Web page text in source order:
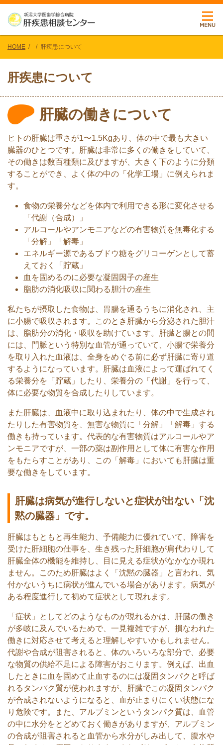
HOME 肝疾患について
肝疾患について
肝臓の働きについて
ヒトの肝臓は重さが1〜1.5Kgあり、体の中で最も大きい
臓器のひとつです。肝臓は非常に多くの働きをしていて、
その働きは数百種類に及びますが、大きく下のように分類
することができ、よく体の中の「化学工場」に例えられま
す。
食物の栄養分などを体内で利用できる形に変化させる
「代謝（合成）」
アルコールやアンモニアなどの有害物質を無毒化する
「分解」「解毒」
エネルギー源であるブドウ糖をグリコーゲンとして蓄
えておく「貯蔵」
血を固めるのに必要な凝固因子の産生
脂肪の消化吸収に関わる胆汁の産生
私たちが摂取した食物は、胃腸を通るうちに消化され、主
に小腸で吸収されます。このとき肝臓から分泌された胆汁
は、脂肪分の消化・吸収を助けています。肝臓と腸との間
には、門脈という特別な血管が通っていて、小腸で栄養分
を取り入れた血液は、全身をめぐる前に必ず肝臓に寄り道
するようになっています。肝臓は血液によって運ばれてく
る栄養分を「貯蔵」したり、栄養分の「代謝」を行って、
体に必要な物質を合成したりしています。
また肝臓は、血液中に取り込まれたり、体の中で生成され
たりした有害物質を、無害な物質に「分解」「解毒」する
働きも持っています。代表的な有害物質はアルコールやア
ンモニアですが、一部の薬は副作用として体に有害な作用
をもたらすことがあり、この「解毒」においても肝臓は重
要な働きをしています。
肝臓は病気が進行しないと症状が出ない「沈
黙の臓器」です。
肝臓はもともと再生能力、予備能力に優れていて、障害を
受けた肝細胞の仕事を、生き残った肝細胞が肩代わりして
肝臓全体の機能を維持し、目に見える症状がなかなか現れ
ません。このため肝臓はよく「沈黙の臓器」と言われ、気
付かないうちに病状が進んでいる場合があります。病気が
ある程度進行して初めて症状として現れます。
「症状」としてどのようなものが現れるかは、肝臓の働き
が多岐に及んでいるためで、一見複雑ですが、損なわれた
働きに対応させて考えると理解しやすいかもしれません。
代謝や合成が阻害されると、体のいろいろな部分で、必要
な物質の供給不足による障害がおこります。例えば、出血
したときに血を固めて止血するのには凝固タンパクと呼ば
れるタンパク質が使われますが、肝臓でこの凝固タンパク
が合成されないようになると、血が止まりにくい状態にな
り危険です。また、アルブミンというタンパク質は、血管
の中に水分をとどめておく働きがありますが、アルブミン
の合成が阻害されると血管から水分がしみ出して、腹水や